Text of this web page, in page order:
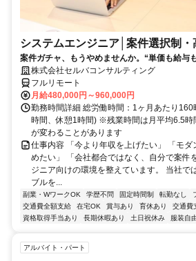
システムエンジニア│案件選択制・
案件ガチャ、もうやめませんか。“単価も給与
株式会社セルバコンサルティング
フルリモート
月給480,000円～960,000円
勤務時間詳細 総労働時間：1ヶ月あたり
時間、休憩1時間) ※残業時間は月平均6.5
が変わることがあります
仕事内容 「今より年収を上げたい」 「モ
めたい」 「会社都合ではなく、自分で案件
ジニア向けの環境を整えています。 当社で
ブルを...
副業・WワークOK 学歴不問 固定時間制 転勤なし
交通費全額支給
在宅OK 賞与あり 育休あり 交通費
資格取得手当あり
長期休暇あり 土日祝休み 服装自
アルバイト・パート